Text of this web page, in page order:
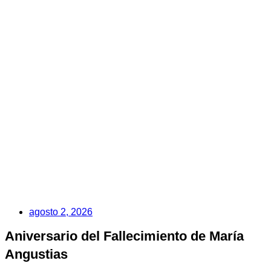
agosto 2, 2026
Aniversario del Fallecimiento de María
Angustias